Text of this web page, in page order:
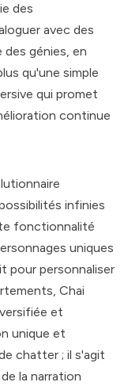
des
avec des
des génies, en
qu'une simple
qui promet
continue
infinies
fonctionnalité
uniques
pour personnaliser
Chai
et
unique et
chatter ; il s'agit
la narration